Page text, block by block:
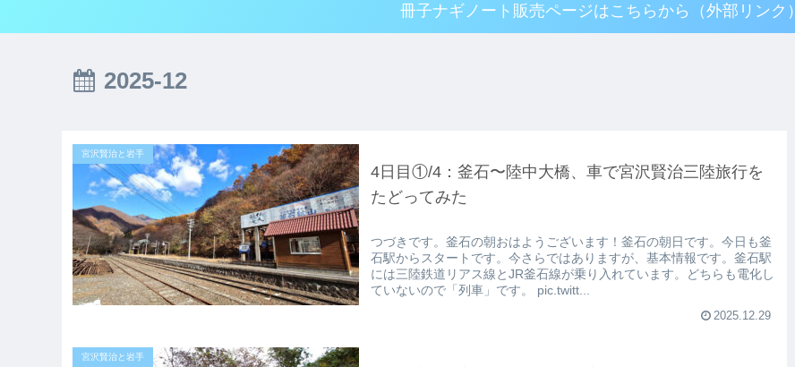
冊子ナギノート販売ページはこちらから（外部リンク）
2025-12
宮沢賢治と岩手
4日目①/4：釜石〜陸中大橋、車で宮沢賢治三陸旅行を
たどってみた
つづきです。釜石の朝おはようございます！釜石の朝日です。今日も釜
石駅からスタートです。今さらではありますが、基本情報です。釜石駅
には三陸鉄道リアス線とJR釜石線が乗り入れています。どちらも電化し
ていないので「列車」です。 pic.twitt...
2025.12.29
宮沢賢治と岩手